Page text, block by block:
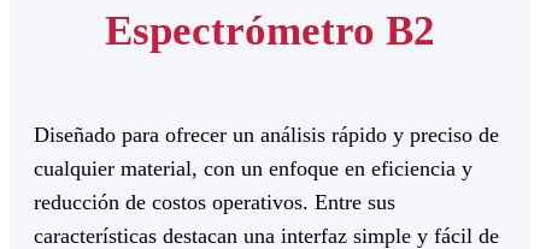
Espectrómetro B2
Diseñado para ofrecer un análisis rápido y preciso de
cualquier material, con un enfoque en eficiencia y
reducción de costos operativos. Entre sus
características destacan una interfaz simple y fácil de